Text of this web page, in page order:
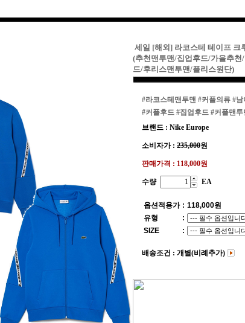
세일 [해외] 라코스테 테이프 크
(추천맨투맨/집업후드/가을추
드/후리스맨투맨/플리스원단)
#라코스테맨투맨 #커플의류 #남
#커플후드 #집업후드 #커플맨투
브랜드 : Nike Europe
소비자가 : 235,000원
판매가격 : 118,000원
수량 EA
옵션적용가 : 118,000원
유형
:
SIZE
:
배송조건 : 개별(비례추가)